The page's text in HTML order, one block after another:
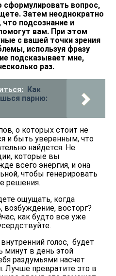
сформулировать вопрос,
Затем неоднократно
подсознание и
вам. При этом
с вашей точки зрения
используя фразу
подсказывает мне,
раз.
Как
парню:
о которых стоит не
и быть уверенным, что
найдется. Не
которые вы
всего энергия, и она
чтобы генерировать
решения.
ощущать, когда
возбуждение, восторг?
как будто все уже
голос, будет
минут в день этой
раздумьями насчет
Лучше превратите это в